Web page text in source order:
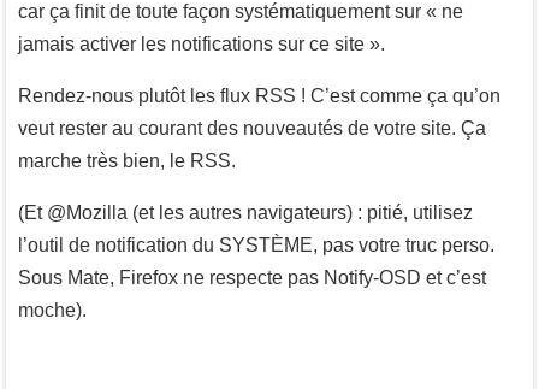
car ça finit de toute façon systématiquement sur « ne
jamais activer les notifications sur ce site ».
Rendez-nous plutôt les flux RSS ! C’est comme ça qu’on
veut rester au courant des nouveautés de votre site. Ça
marche très bien, le RSS.
(Et @Mozilla (et les autres navigateurs) : pitié, utilisez
l’outil de notification du SYSTÈME, pas votre truc perso.
Sous Mate, Firefox ne respecte pas Notify-OSD et c’est
moche).